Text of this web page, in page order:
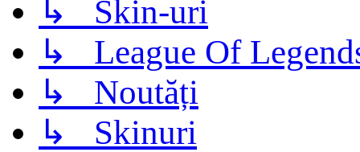
↳ Skin-uri
↳ League Of
↳ Noutăți
↳ Skinuri